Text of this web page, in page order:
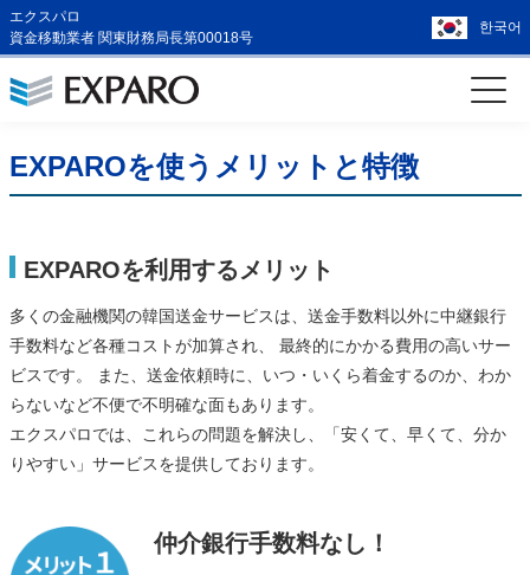
エクスパロ
資金移動業者 関東財務局長第00018号
한국어
EXPAROを使うメリットと特徴
EXPAROを利用するメリット
多くの金融機関の韓国送金サービスは、送金手数料以外に中継銀行
手数料など各種コストが加算され、 最終的にかかる費用の高いサー
ビスです。 また、送金依頼時に、いつ・いくら着金するのか、わか
らないなど不便で不明確な面もあります。
エクスパロでは、これらの問題を解決し、「安くて、早くて、分か
りやすい」サービスを提供しております。
仲介銀行手数料なし！